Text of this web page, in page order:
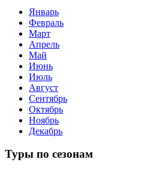
Январь
Февраль
Март
Апрель
Май
Июнь
Июль
Август
Сентябрь
Октябрь
Ноябрь
Декабрь
Туры по сезонам